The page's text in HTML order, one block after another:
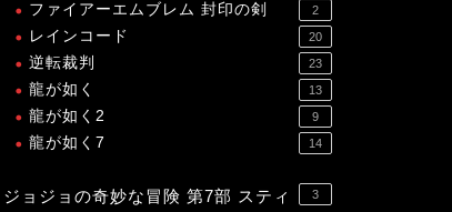
ファイアーエムブレム 封印の剣 2
レインコード 20
逆転裁判 23
龍が如く 13
龍が如く2 9
龍が如く7 14
ジョジョの奇妙な冒険 第7部 スティ
3